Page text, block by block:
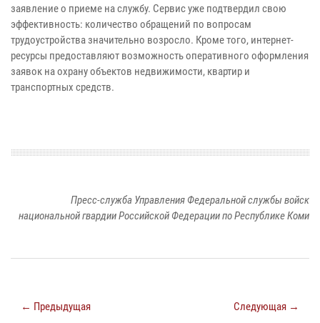
заявление о приеме на службу. Сервис уже подтвердил свою
эффективность: количество обращений по вопросам
трудоустройства значительно возросло. Кроме того, интернет-
ресурсы предоставляют возможность оперативного оформления
заявок на охрану объектов недвижимости, квартир и
транспортных средств.
Пресс-служба Управления Федеральной службы войск
национальной гвардии Российской Федерации по Республике Коми
← Предыдущая Следующая →